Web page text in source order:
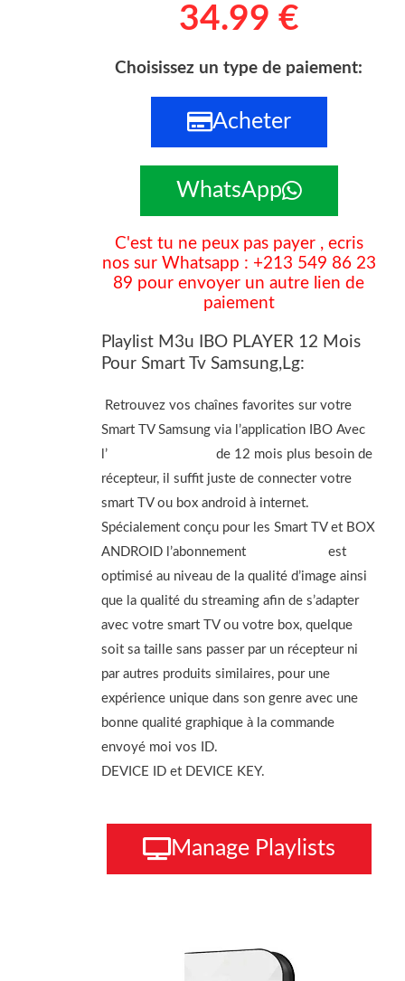
u
r
5
34.99 €
Choisissez un type de paiement:
Acheter
WhatsApp
C'est tu ne peux pas payer , ecris
nos sur Whatsapp : +213 549 86 23
89 pour envoyer un autre lien de
paiement
Playlist M3u IBO PLAYER 12 Mois
Pour Smart Tv Samsung,Lg:
Retrouvez vos chaînes favorites sur votre
Smart TV Samsung via l’application IBO Avec
l’
de 12 mois plus besoin de
récepteur, il suffit juste de connecter votre
smart TV ou box android à internet.
Spécialement conçu pour les Smart TV et BOX
ANDROID l’abonnement
est
optimisé au niveau de la qualité d’image ainsi
que la qualité du streaming afin de s’adapter
avec votre smart TV ou votre box, quelque
soit sa taille sans passer par un récepteur ni
par autres produits similaires, pour une
expérience unique dans son genre avec une
bonne qualité graphique à la commande
envoyé moi vos ID.
DEVICE ID et DEVICE KEY.
Manage Playlists